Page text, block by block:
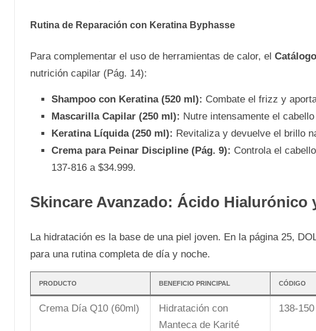
Rutina de Reparación con Keratina Byphasse
Para complementar el uso de herramientas de calor, el
nutrición capilar (Pág. 14):
Shampoo con Keratina (520 ml): Combate el frizz y
Mascarilla Capilar (250 ml): Nutre intensamente el
Keratina Líquida (250 ml): Revitaliza y devuelve el brillo
Crema para Peinar Discipline (Pág. 9): Controla el
137-816 a $34.999.
Skincare Avanzado: Ácido Hialurónico
La hidratación es la base de una piel joven. En la página 25,
para una rutina completa de día y noche.
PRODUCTO BENEFICIO PRINCIPAL CÓDIGO
Crema Día Q10 (60ml)
Hidratación con
Manteca de Karité
138-150